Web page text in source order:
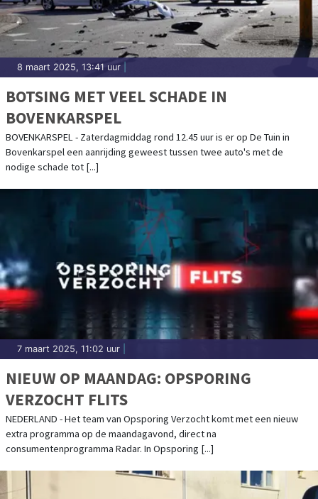
8 maart 2025, 13:41 uur
BOTSING MET VEEL SCHADE IN
BOVENKARSPEL
BOVENKARSPEL - Zaterdagmiddag rond 12.45 uur is er op De Tuin in
Bovenkarspel een aanrijding geweest tussen twee auto's met de
nodige schade tot [...]
7 maart 2025, 11:02 uur
NIEUW OP MAANDAG: OPSPORING
VERZOCHT FLITS
NEDERLAND - Het team van Opsporing Verzocht komt met een nieuw
extra programma op de maandagavond, direct na
consumentenprogramma Radar. In Opsporing [...]